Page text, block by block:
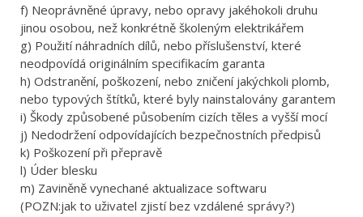
f) Neoprávněné úpravy, nebo opravy jakéhokoli druhu
jinou osobou, než konkrétně školeným elektrikářem
g) Použití náhradních dílů, nebo příslušenství, které
neodpovídá originálním specifikacím garanta
h) Odstranění, poškození, nebo zničení jakýchkoli plomb,
nebo typových štítků, které byly nainstalovány garantem
i) Škody způsobené působením cizích těles a vyšší mocí
j) Nedodržení odpovídajících bezpečnostních předpisů
k) Poškození při přepravě
l) Úder blesku
m) Zaviněně vynechané aktualizace softwaru
(POZN:jak to uživatel zjistí bez vzdálené správy?)